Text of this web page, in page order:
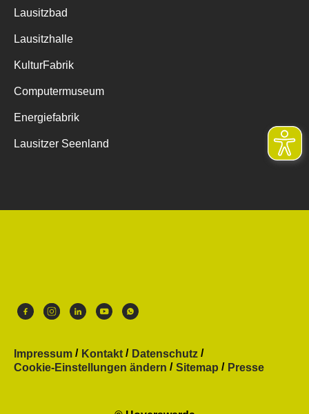
Lausitzbad
Lausitzhalle
KulturFabrik
Computermuseum
Energiefabrik
Lausitzer Seenland
Impressum Kontakt
Datenschutz
Cookie-Einstellungen ändern
Sitemap Presse